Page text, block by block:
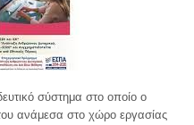
σύστημα στο οποίο ο
ανάμεσα στο χώρο εργασίας